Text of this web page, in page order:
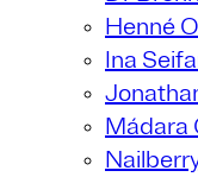
Henné
Ina
Mádara